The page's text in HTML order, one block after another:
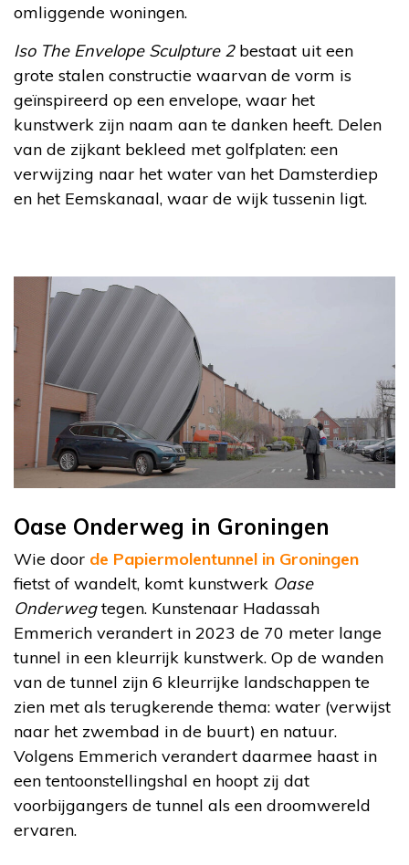
omliggende woningen.
Iso The Envelope Sculpture 2bestaat uit een
grote stalen constructie waarvan de vorm is
geïnspireerd op een envelope, waar het
kunstwerk zijn naam aan te danken heeft. Delen
van de zijkant bekleed met golfplaten: een
verwijzing naar het water van het Damsterdiep
en het Eemskanaal, waar de wijk tussenin ligt.
Oase Onderweg in Groningen
Wie door de Papiermolentunnel in Groningen
fietst of wandelt, komt kunstwerk Oase
Onderwegtegen. Kunstenaar Hadassah
Emmerich verandert in 2023 de 70 meter lange
tunnel in een kleurrijk kunstwerk. Op de wanden
van de tunnel zijn 6 kleurrijke landschappen te
zien met als terugkerende thema: water (verwijst
naar het zwembad in de buurt) en natuur.
Volgens Emmerich verandert daarmee haast in
een tentoonstellingshal en hoopt zij dat
voorbijgangers de tunnel als een droomwereld
ervaren.